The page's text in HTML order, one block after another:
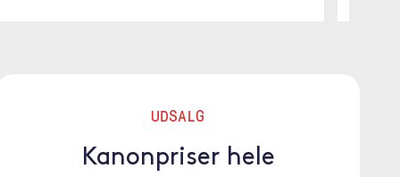
UDSALG
Kanonpriser hele